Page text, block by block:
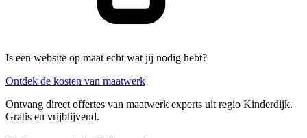
Is een website op maat echt wat jij nodig hebt?
Ontdek de kosten van maatwerk
Ontvang direct offertes van maatwerk experts uit regio Kinderdijk.
Gratis en vrijblijvend.